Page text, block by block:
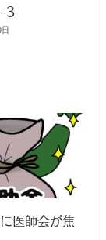
3
医師会が焦